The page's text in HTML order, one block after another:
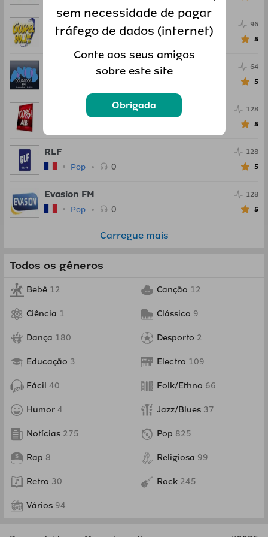
Radio Gospel FM
Pop
96
5
Anos Dourados FM
64
5
100percent Radio
128
5
RLF
Pop 0
128
5
Evasion FM
Pop 0
128
5
Carregue mais
Todos os gêneros
Bebê 12 Canção 12
Ciência 1 Clássico 9
Dança 180 Desporto 2
Educação 3 Electro 109
Fácil 40 Folk/Ethno 66
Humor 4 Jazz/Blues 37
Notícias 275 Pop 825
Rap 8 Religiosa 99
Retro 30 Rock 245
Vários 94
sem necessidade de pagar
tráfego de dados (internet)
Conte aos seus amigos
sobre este site
Obrigada